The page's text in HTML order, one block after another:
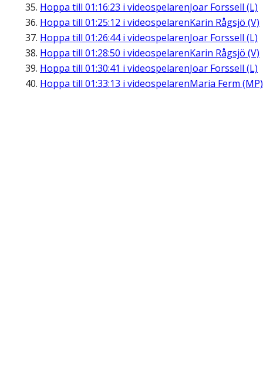
Hoppa till 01:16:23 i videospelarenJoar Forssell (L)
Hoppa till 01:25:12 i videospelarenKarin Rågsjö (V)
Hoppa till 01:26:44i videospelarenJoar Forssell (L)
Hoppa till 01:28:50 i videospelarenKarin Rågsjö (V)
Hoppa till 01:30:41 i videospelarenJoar Forssell (L)
Hoppa till 01:33:13 i videospelarenMaria Ferm (MP)